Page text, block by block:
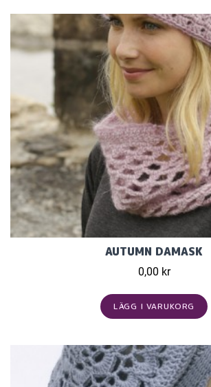
AUTUMN DAMASK
0,00 kr
LÄGG I VARUKORG